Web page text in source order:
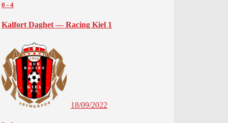
0 - 4
Kalfort Daghet — Racing Kiel 1
18/09/2022